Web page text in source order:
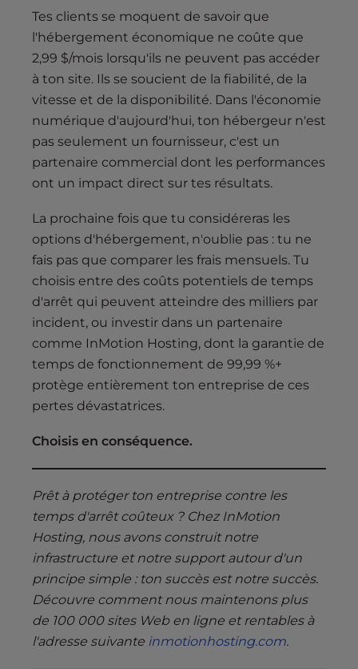
Tes clients se moquent de savoir que
l'hébergement économique ne coûte que
2,99 $/mois lorsqu'ils ne peuvent pas accéder
à ton site. Ils se soucient de la fiabilité, de la
vitesse et de la disponibilité. Dans l'économie
numérique d'aujourd'hui, ton hébergeur n'est
pas seulement un fournisseur, c'est un
partenaire commercial dont les performances
ont un impact direct sur tes résultats.
La prochaine fois que tu considéreras les
options d'hébergement, n'oublie pas : tu ne
fais pas que comparer les frais mensuels. Tu
choisis entre des coûts potentiels de temps
d'arrêt qui peuvent atteindre des milliers par
incident, ou investir dans un partenaire
comme InMotion Hosting, dont la garantie de
temps de fonctionnement de 99,99 %+
protège entièrement ton entreprise de ces
pertes dévastatrices.
Choisis en conséquence.
Prêt à protéger ton entreprise contre les
temps d'arrêt coûteux ? Chez InMotion
Hosting, nous avons construit notre
infrastructure et notre support autour d'un
principe simple : ton succès est notre succès.
Découvre comment nous maintenons plus
de 100 000 sites Web en ligne et rentables à
l'adresse suivante inmotionhosting.com.